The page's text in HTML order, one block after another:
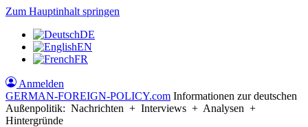
Zum Hauptinhalt springen
DE
EN
FR
Anmelden
GERMAN-FOREIGN-POLICY.com Informationen zur deutschen
Außenpolitik: Nachrichten + Interviews + Analysen +
Hintergründe